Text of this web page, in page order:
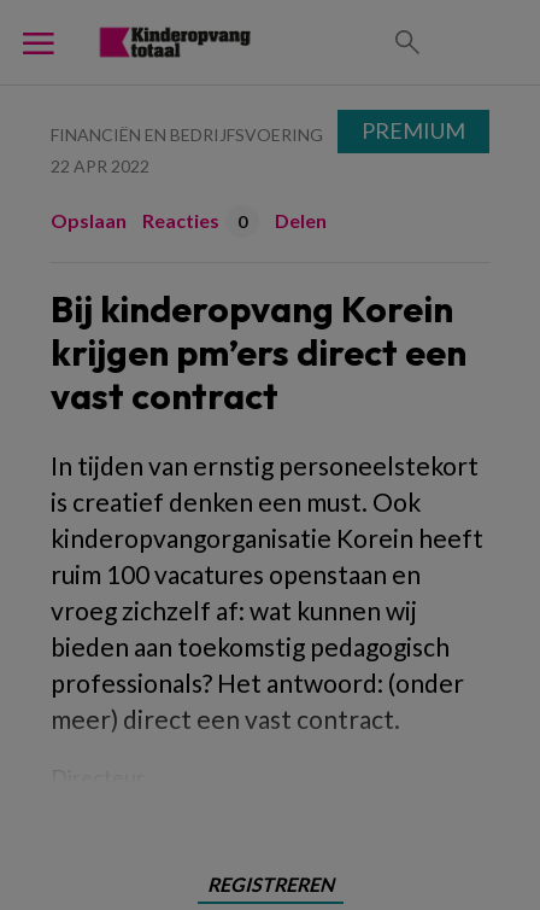
FINANCIËN EN BEDRIJFSVOERING
22 APR 2022
Opslaan Reacties 0 Delen
Bij kinderopvang Korein
krijgen pm’ers direct een
vast contract
In tijden van ernstig personeelstekort
is creatief denken een must. Ook
kinderopvangorganisatie Korein heeft
ruim 100 vacatures openstaan en
vroeg zichzelf af: wat kunnen wij
bieden aan toekomstig pedagogisch
professionals? Het antwoord: (onder
meer) direct een vast contract.
REGISTREREN
PREMIUM